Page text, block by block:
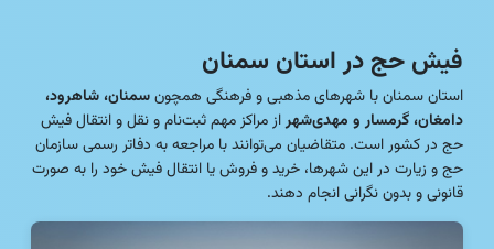
فیش حج در استان سمنان
استان سمنان با شهرهای مذهبی و فرهنگی همچونسمنان، شاهرود،
دامغان، گرمسار و مهدی‌شهراز مراکز مهم ثبت‌نام و نقل و انتقال فیش
حج در کشور است. متقاضیان می‌توانند با مراجعه به دفاتر رسمی سازمان
حج و زیارت در این شهرها، خرید و فروش یا انتقال فیش خود را به صورت
قانونی و بدون نگرانی انجام دهند.